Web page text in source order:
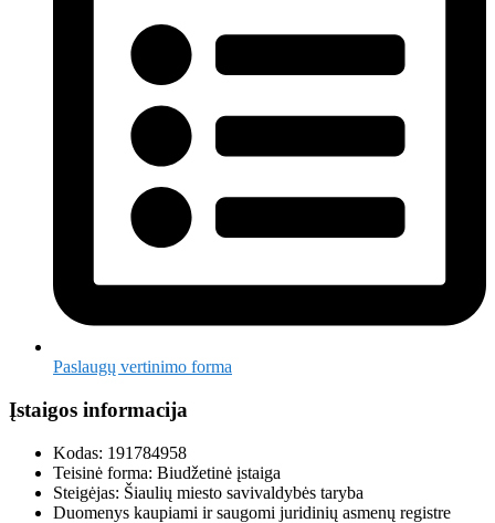
Paslaugų vertinimo forma
Įstaigos informacija
Kodas: 191784958
Teisinė forma: Biudžetinė įstaiga
Steigėjas: Šiaulių miesto savivaldybės taryba
Duomenys kaupiami ir saugomi juridinių asmenų registre